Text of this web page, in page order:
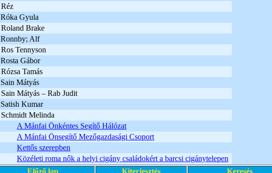
Réz
Róka Gyula
Roland Brake
Ronnby; Alf
Ros Tennyson
Rosta Gábor
Rózsa Tamás
Sain Mátyás
Sain Mátyás – Rab Judit
Satish Kumar
Schmidt Melinda
A Mánfai Önkéntes Segítő Hálózat
A Mánfai Önsegítő Mezőgazdasági Csoport
Kettős szerepben
Közéleti roma nők a helyi cigány családokért a barcsi cigánytelepen
Előző lap
Kiterjesztés Keresés